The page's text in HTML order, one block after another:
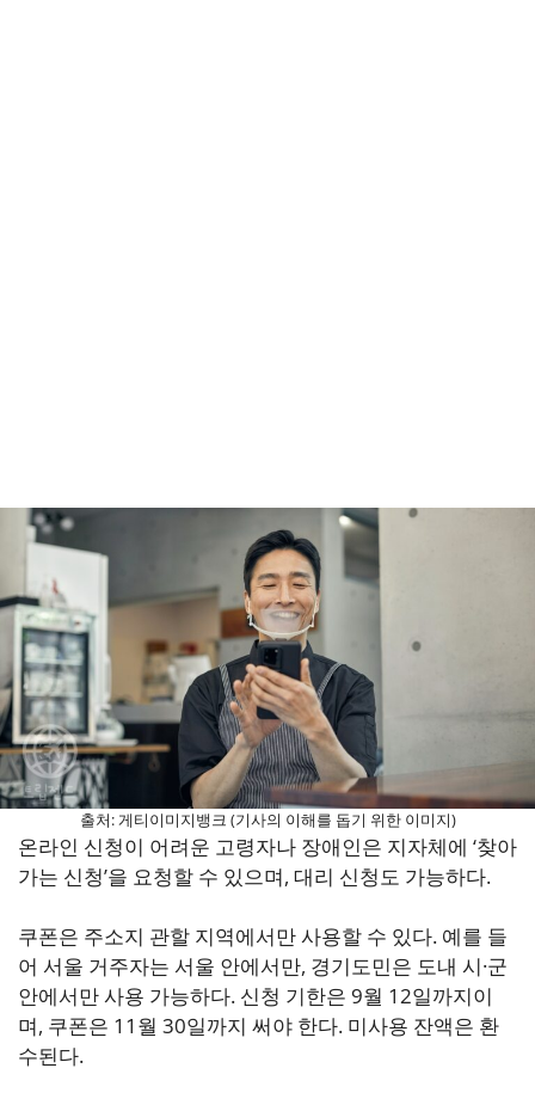
출처: 게티이미지뱅크 (기사의 이해를 돕기 위한 이미지)
온라인 신청이 어려운 고령자나 장애인은 지자체에 ‘찾아
가는 신청’을 요청할 수 있으며, 대리 신청도 가능하다.
쿠폰은 주소지 관할 지역에서만 사용할 수 있다. 예를 들
어 서울 거주자는 서울 안에서만, 경기도민은 도내 시·군
안에서만 사용 가능하다. 신청 기한은 9월 12일까지이
며, 쿠폰은 11월 30일까지 써야 한다. 미사용 잔액은 환
수된다.